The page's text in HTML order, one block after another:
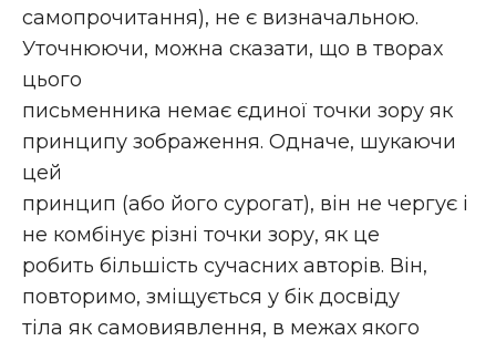
самопрочитання), не є визначальною.
Уточнюючи, можна сказати, що в творах
цього
письменника немає єдиної точки зору як
принципу зображення. Одначе, шукаючи
цей
принцип (або його сурогат), він не чергує і
не комбінує різні точки зору, як це
робить більшість сучасних авторів. Він,
повторимо, зміщується у бік досвіду
тіла як самовиявлення, в межах якого